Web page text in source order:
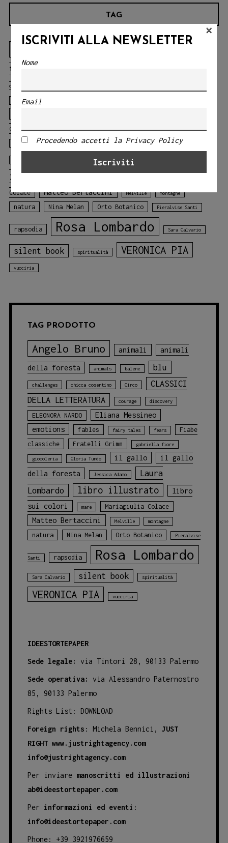
TAG
Angelo Bruno
foresta
cosentino
courage
classiche
Fratelli Grimm gabriella fiore giocoleria
Gloria Tundo il gallo il gallo della foresta
Laura Lombardo
illustrato
Colace
Matteo Bertaccini Melville montagne
natura Nina Melan Orto Botanico Pieralvise Santi
rapsodia Rosa Lombardo Sara Calvario
silent book spiritualità VERONICA PIA
vucciria
TAG PRODOTTO
Angelo Bruno animali animali
della foresta animals balene blu
challenges chicca cosentino Circo
CLASSICI
DELLA LETTERATURA
courage discovery
ELEONORA NARDO
Eliana Messineo
emotions
fables fairy tales fears
Fiabe
classiche
Fratelli Grimm gabriella fiore
giocoleria Gloria Tundo il gallo
il gallo
della foresta
Jessica Adamo
Laura
Lombardo
libro illustrato
libro
sui colori
mare Mariagiulia Colace
Matteo Bertaccini Melville montagne
natura Nina Melan Orto Botanico Pieralvise
Santi rapsodia Rosa Lombardo
Sara Calvario silent book spiritualità
VERONICA PIA vucciria
IDEESTORTEPAPER
Sede legale: via Tintori 28, 90133 Palermo
Sede operativa:
via Alessandro Paternostro
85, 90133 Palermo
Rights List: DOWNLOAD
Foreign rights : Michela Bennici, JUST
RIGHT www.justrightagency.com
info@justrightagency.com
Per inviare manoscritti ed illustrazioni
ab@ideestortepaper.com
Per informazioni ed eventi :
info@ideestortepaper.com
Phone: +39 3921976659
ISCRIVITI ALLA NEWSLETTER
Nome
Email
Procedendo accetti la Privacy Policy
×